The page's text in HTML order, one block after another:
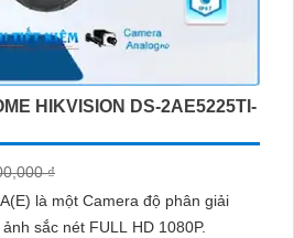
HIKVISION DS-2AE5225TI-
₫
là một Camera độ phân giải
sắc nét FULL HD 1080P.